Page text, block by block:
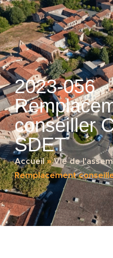
2023-056
conseiller
SDET
Accueil»Vie de
Remplacement